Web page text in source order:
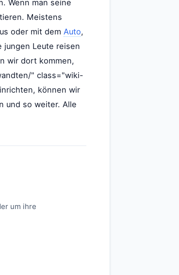
Wenn man seine
Meistens
oder mit dem Auto,
jungen Leute reisen
wir dort kommen,
" class="wiki-
können wir
und so weiter. Alle
um ihre